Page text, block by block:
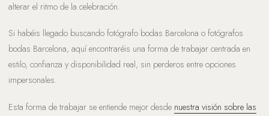
alterar el ritmo de la celebración.
Si habéis llegado buscando fotógrafo bodas Barcelona o fotógrafos
bodas Barcelona, aquí encontraréis una forma de trabajar centrada en
estilo, confianza y disponibilidad real, sin perderos entre opciones
impersonales.
Esta forma de trabajar se entiende mejor desde nuestra visión sobre las